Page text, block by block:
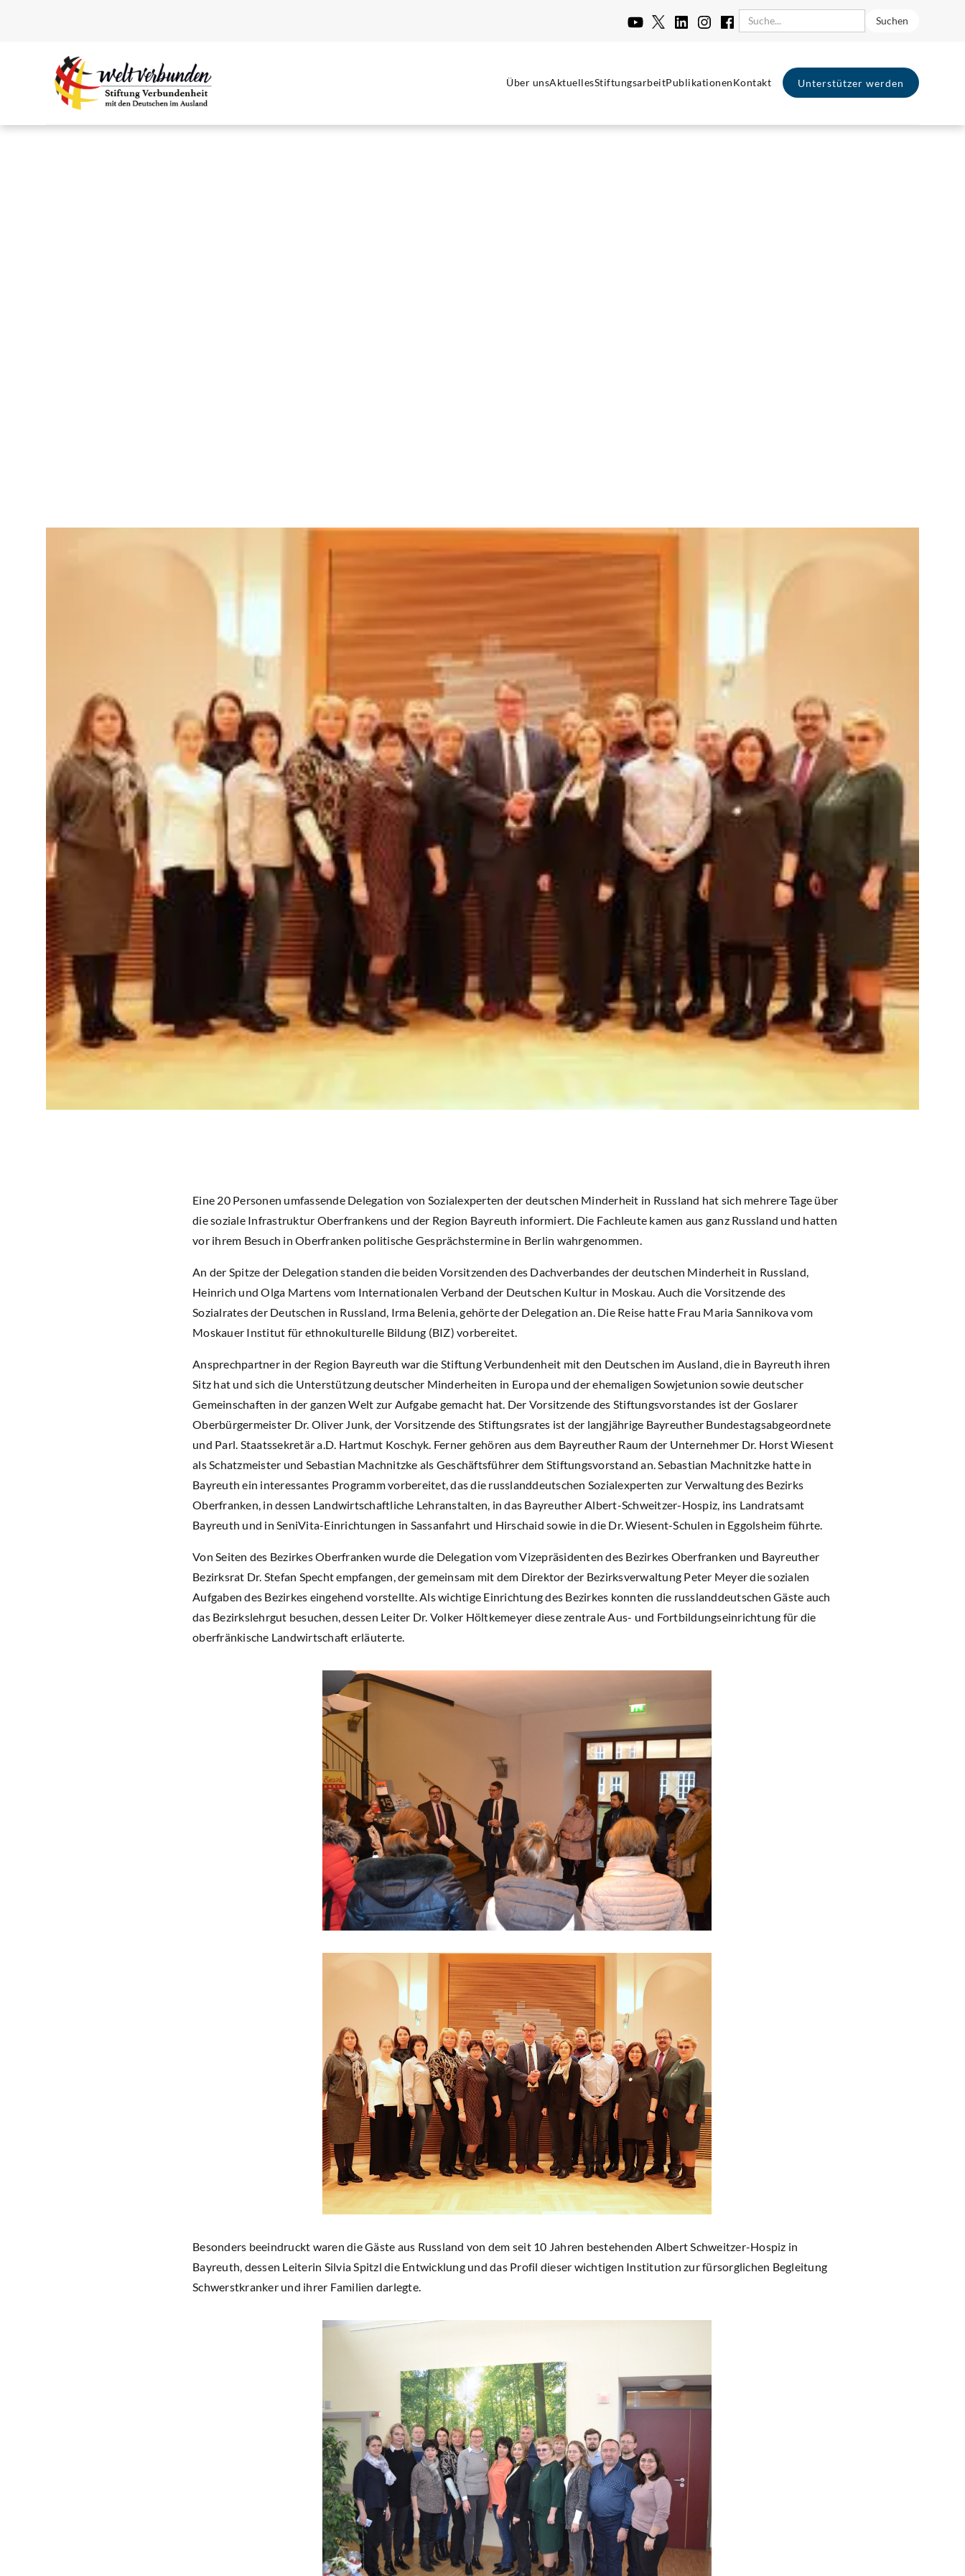
Über unsAktuellesStiftungsarbeitPublikationenKontakt Unterstützer werden
Eine 20 Personen umfassende Delegation von Sozialexperten der deutschen Minderheit in Russland hat sich mehrere Tage über
die soziale Infrastruktur Oberfrankens und der Region Bayreuth informiert. Die Fachleute kamen aus ganz Russland und hatten
vor ihrem Besuch in Oberfranken politische Gesprächstermine in Berlin wahrgenommen.
An der Spitze der Delegation standen die beiden Vorsitzenden des Dachverbandes der deutschen Minderheit in Russland,
Heinrich und Olga Martens vom Internationalen Verband der Deutschen Kultur in Moskau. Auch die Vorsitzende des
Sozialrates der Deutschen in Russland, Irma Belenia, gehörte der Delegation an. Die Reise hatte Frau Maria Sannikova vom
Moskauer Institut für ethnokulturelle Bildung (BIZ) vorbereitet.
Ansprechpartner in der Region Bayreuth war die Stiftung Verbundenheit mit den Deutschen im Ausland, die in Bayreuth ihren
Sitz hat und sich die Unterstützung deutscher Minderheiten in Europa und der ehemaligen Sowjetunion sowie deutscher
Gemeinschaften in der ganzen Welt zur Aufgabe gemacht hat. Der Vorsitzende des Stiftungsvorstandes ist der Goslarer
Oberbürgermeister Dr. Oliver Junk, der Vorsitzende des Stiftungsrates ist der langjährige Bayreuther Bundestagsabgeordnete
und Parl. Staatssekretär a.D. Hartmut Koschyk. Ferner gehören aus dem Bayreuther Raum der Unternehmer Dr. Horst Wiesent
als Schatzmeister und Sebastian Machnitzke als Geschäftsführer dem Stiftungsvorstand an. Sebastian Machnitzke hatte in
Bayreuth ein interessantes Programm vorbereitet, das die russlanddeutschen Sozialexperten zur Verwaltung des Bezirks
Oberfranken, in dessen Landwirtschaftliche Lehranstalten, in das Bayreuther Albert-Schweitzer-Hospiz, ins Landratsamt
Bayreuth und in SeniVita-Einrichtungen in Sassanfahrt und Hirschaid sowie in die Dr. Wiesent-Schulen in Eggolsheim führte.
Von Seiten des Bezirkes Oberfranken wurde die Delegation vom Vizepräsidenten des Bezirkes Oberfranken und Bayreuther
Bezirksrat Dr. Stefan Specht empfangen, der gemeinsam mit dem Direktor der Bezirksverwaltung Peter Meyer die sozialen
Aufgaben des Bezirkes eingehend vorstellte. Als wichtige Einrichtung des Bezirkes konnten die russlanddeutschen Gäste auch
das Bezirkslehrgut besuchen, dessen Leiter Dr. Volker Höltkemeyer diese zentrale Aus- und Fortbildungseinrichtung für die
oberfränkische Landwirtschaft erläuterte.
Besonders beeindruckt waren die Gäste aus Russland von dem seit 10 Jahren bestehenden Albert Schweitzer-Hospiz in
Bayreuth, dessen Leiterin Silvia Spitzl die Entwicklung und das Profil dieser wichtigen Institution zur fürsorglichen Begleitung
Schwerstkranker und ihrer Familien darlegte.